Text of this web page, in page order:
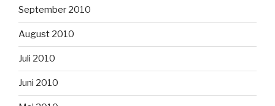
September 2010
August 2010
Juli 2010
Juni 2010